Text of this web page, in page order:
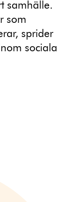
samhälle.
som
sprider
sociala